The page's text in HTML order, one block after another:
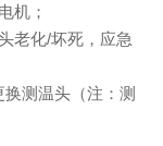
机；
老化/坏死，应急
测温头（注：测